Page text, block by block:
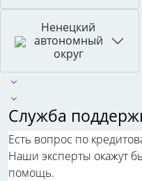
Ненецкий
автономный
округ
Служба
Есть вопрос по
Наши эксперты окажут
помощь.